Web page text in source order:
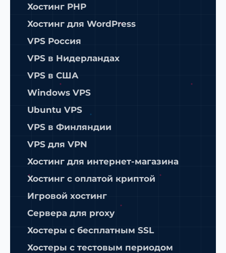
Хостинг PHP
Хостинг для WordPress
VPS Россия
VPS в Нидерландах
VPS в США
Windows VPS
Ubuntu VPS
VPS в Финляндии
VPS для VPN
Хостинг для интернет-магазина
Хостинг с оплатой криптой
Игровой хостинг
Сервера для proxy
Хостеры с бесплатным SSL
Хостеры с тестовым периодом